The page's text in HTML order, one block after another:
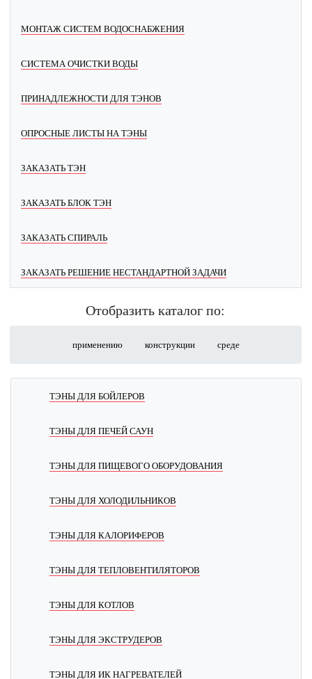
МОНТАЖ СИСТЕМ ВОДОСНАБЖЕНИЯ
СИСТЕМА ОЧИСТКИ ВОДЫ
ПРИНАДЛЕЖНОСТИ ДЛЯ ТЭНОВ
ОПРОСНЫЕ ЛИСТЫ НА ТЭНЫ
ЗАКАЗАТЬ ТЭН
ЗАКАЗАТЬ БЛОК ТЭН
ЗАКАЗАТЬ СПИРАЛЬ
ЗАКАЗАТЬ РЕШЕНИЕ НЕСТАНДАРТНОЙ ЗАДАЧИ
Отобразить каталог по:
применению конструкции среде
ТЭНЫ ДЛЯ БОЙЛЕРОВ
ТЭНЫ ДЛЯ ПЕЧЕЙ САУН
ТЭНЫ ДЛЯ ПИЩЕВОГО ОБОРУДОВАНИЯ
ТЭНЫ ДЛЯ ХОЛОДИЛЬНИКОВ
ТЭНЫ ДЛЯ КАЛОРИФЕРОВ
ТЭНЫ ДЛЯ ТЕПЛОВЕНТИЛЯТОРОВ
ТЭНЫ ДЛЯ КОТЛОВ
ТЭНЫ ДЛЯ ЭКСТРУДЕРОВ
ТЭНЫ ДЛЯ ИК НАГРЕВАТЕЛЕЙ